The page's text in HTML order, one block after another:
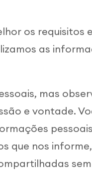
os requisitos
as
mas
e vontade.
que nos
sem